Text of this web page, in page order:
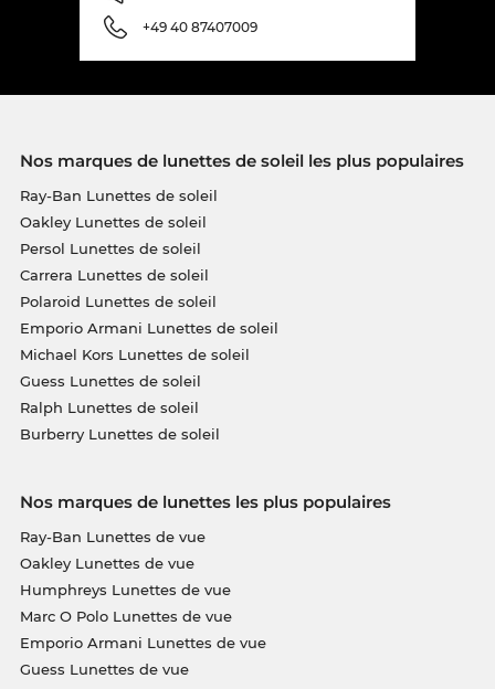
+49 40 87407009
Nos marques de lunettes de soleil les plus populaires
Ray-Ban Lunettes de soleil
Oakley Lunettes de soleil
Persol Lunettes de soleil
Carrera Lunettes de soleil
Polaroid Lunettes de soleil
Emporio Armani Lunettes de soleil
Michael Kors Lunettes de soleil
Guess Lunettes de soleil
Ralph Lunettes de soleil
Burberry Lunettes de soleil
Nos marques de lunettes les plus populaires
Ray-Ban Lunettes de vue
Oakley Lunettes de vue
Humphreys Lunettes de vue
Marc O Polo Lunettes de vue
Emporio Armani Lunettes de vue
Guess Lunettes de vue